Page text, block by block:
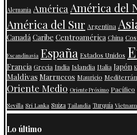
Alemania AméricaAmérica del
América del Sur Argentina
Canadá Caribe Centroamérica China
Escandinavia España Estados Unidos
Francia Grecia India Islandia Italia Japón
Maldivas Marruecos Mauricio
Oriente Medio Oriente Próximo Pacífico
Sevilla Sri Lanka Suiza Tailandia Turquía Vietnam
Lo último